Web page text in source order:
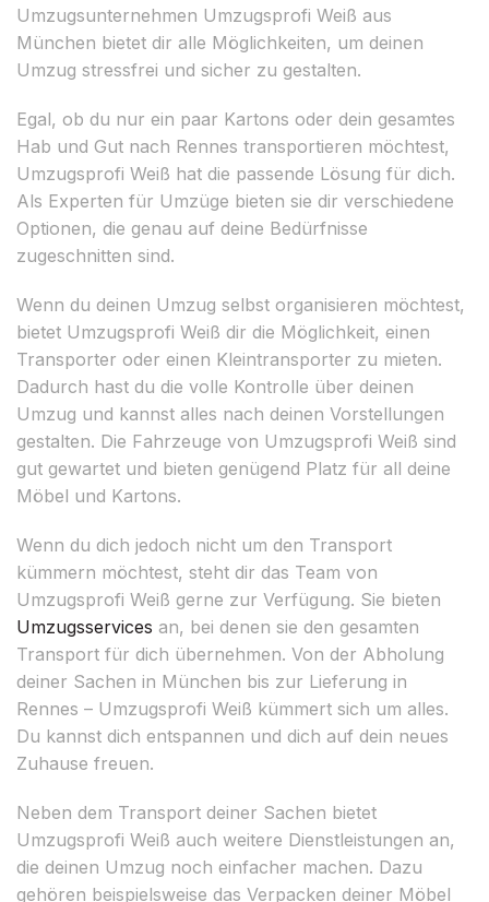
Umzugsunternehmen Umzugsprofi Weiß aus
München bietet dir alle Möglichkeiten, um deinen
Umzug stressfrei und sicher zu gestalten.
Egal, ob du nur ein paar Kartons oder dein gesamtes
Hab und Gut nach Rennes transportieren möchtest,
Umzugsprofi Weiß hat die passende Lösung für dich.
Als Experten für Umzüge bieten sie dir verschiedene
Optionen, die genau auf deine Bedürfnisse
zugeschnitten sind.
Wenn du deinen Umzug selbst organisieren möchtest,
bietet Umzugsprofi Weiß dir die Möglichkeit, einen
Transporter oder einen Kleintransporter zu mieten.
Dadurch hast du die volle Kontrolle über deinen
Umzug und kannst alles nach deinen Vorstellungen
gestalten. Die Fahrzeuge von Umzugsprofi Weiß sind
gut gewartet und bieten genügend Platz für all deine
Möbel und Kartons.
Wenn du dich jedoch nicht um den Transport
kümmern möchtest, steht dir das Team von
Umzugsprofi Weiß gerne zur Verfügung. Sie bieten
Umzugsservices an, bei denen sie den gesamten
Transport für dich übernehmen. Von der Abholung
deiner Sachen in München bis zur Lieferung in
Rennes – Umzugsprofi Weiß kümmert sich um alles.
Du kannst dich entspannen und dich auf dein neues
Zuhause freuen.
Neben dem Transport deiner Sachen bietet
Umzugsprofi Weiß auch weitere Dienstleistungen an,
die deinen Umzug noch einfacher machen. Dazu
gehören beispielsweise das Verpacken deiner Möbel